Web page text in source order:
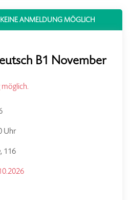
KEINE ANMELDUNG MÖGLICH
B1 November
Uhr
116